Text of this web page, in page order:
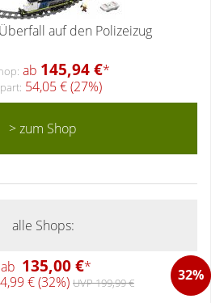
auf den Polizeizug
ab 145,94 €*
54,05 € (27%)
> zum Shop
alle Shops:
ab 135,00 €* 32%
€ (32%) UVP 199,99 €